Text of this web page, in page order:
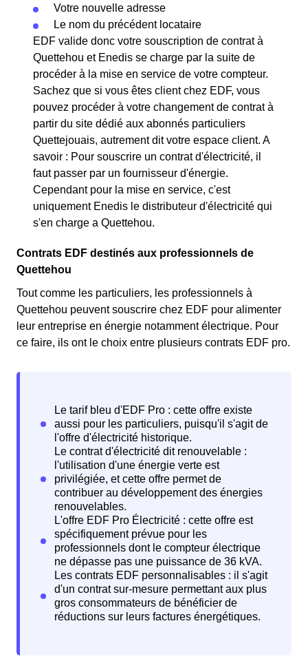
Votre nouvelle adresse
Le nom du précédent locataire
EDF valide donc votre souscription de contrat à
Quettehou et Enedis se charge par la suite de
procéder à la mise en service de votre compteur.
Sachez que si vous êtes client chez EDF, vous
pouvez procéder à votre changement de contrat à
partir du site dédié aux abonnés particuliers
Quettejouais, autrement dit votre espace client. A
savoir : Pour souscrire un contrat d'électricité, il
faut passer par un fournisseur d'énergie.
Cependant pour la mise en service, c'est
uniquement Enedis le distributeur d'électricité qui
s'en charge a Quettehou.
Contrats EDF destinés aux professionnels de
Quettehou
Tout comme les particuliers, les professionnels à
Quettehou peuvent souscrire chez EDF pour alimenter
leur entreprise en énergie notamment électrique. Pour
ce faire, ils ont le choix entre plusieurs contrats EDF pro.